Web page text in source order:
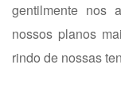
gentilmente nos
nossos planos
rindo de nossas